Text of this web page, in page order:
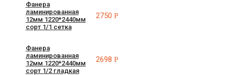
Фанера
ламинированная
12мм 1220*2440мм
сорт 1/1 сетка
2750Р
Фанера
ламинированная
12мм 1220*2440мм
сорт 1/2 гладкая
2698Р